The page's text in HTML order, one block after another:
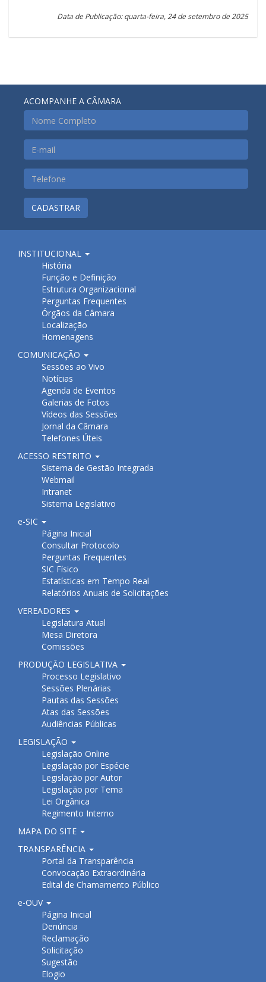
Data de Publicação: quarta-feira, 24 de setembro de 2025
ACOMPANHE A CÂMARA
CADASTRAR
INSTITUCIONAL
História
Função e Definição
Estrutura Organizacional
Perguntas Frequentes
Órgãos da Câmara
Localização
Homenagens
COMUNICAÇÃO
Sessões ao Vivo
Notícias
Agenda de Eventos
Galerias de Fotos
Vídeos das Sessões
Jornal da Câmara
Telefones Úteis
ACESSO RESTRITO
Sistema de Gestão Integrada
Webmail
Intranet
Sistema Legislativo
e-SIC
Página Inicial
Consultar Protocolo
Perguntas Frequentes
SIC Físico
Estatísticas em Tempo Real
Relatórios Anuais de Solicitações
VEREADORES
Legislatura Atual
Mesa Diretora
Comissões
PRODUÇÃO LEGISLATIVA
Processo Legislativo
Sessões Plenárias
Pautas das Sessões
Atas das Sessões
Audiências Públicas
LEGISLAÇÃO
Legislação Online
Legislação por Espécie
Legislação por Autor
Legislação por Tema
Lei Orgânica
Regimento Interno
MAPA DO SITE
TRANSPARÊNCIA
Portal da Transparência
Convocação Extraordinária
Edital de Chamamento Público
e-OUV
Página Inicial
Denúncia
Reclamação
Solicitação
Sugestão
Elogio